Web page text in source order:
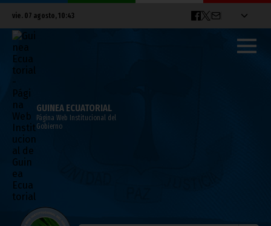
vie. 07 agosto, 10:43
GUINEA ECUATORIAL
Página Web Institucional del
Gobierno
Declaración Institucional del VII Congreso
Nacional Ordinario del PDGE
noviembre 24, 2021